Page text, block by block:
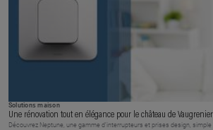
Solutions maison
Une rénovation tout en élégance pour le château de Vaugrenier
Découvrez Neptune, une gamme d’interrupteurs et prises design,